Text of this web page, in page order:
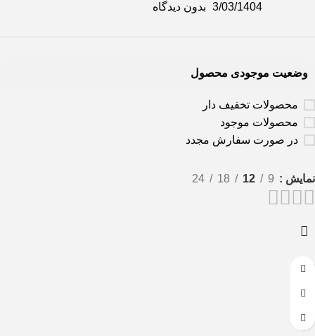
3/03/1404 بدون دیدگاه
وضعیت موجودی محصول
محصولات تخفیف دار
محصولات موجود
در صورت سفارش مجدد
نمایش 9
12
18
24